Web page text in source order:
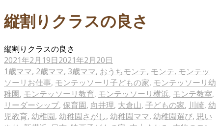
縦割りクラスの良さ
縦割りクラスの良さ
2021年2月19日2021年2月20日
1歳ママ, 2歳ママ, 3歳ママ, おうちモンテ, モンテ, モンテッ
ソーリお仕事, モンテッソーリ子どもの家, モンテッソーリ幼
稚園, モンテッソーリ教育, モンテッソーリ横浜, モンテ教室,
リーダーシップ, 保育園, 向井理, 大倉山, 子どもの家, 川崎, 幼
児教育, 幼稚園, 幼稚園さがし, 幼稚園ママ, 幼稚園選び, 思い